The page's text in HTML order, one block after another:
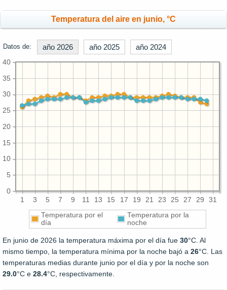
Temperatura del aire en junio, °C
Datos de: año 2026 año 2025 año 2024
1 3 5 7 9 11 13 15 17 19 21 23 25 27 29 31
0
5
10
15
20
25
30
35
40
Temperatura por el
día
Temperatura por la
noche
En junio de 2026 la temperatura máxima por el día fue 30°C. Al
mismo tiempo, la temperatura mínima por la noche bajó a 26°C. Las
temperaturas medias durante junio por el día y por la noche son
29.0°C e 28.4°C, respectivamente.